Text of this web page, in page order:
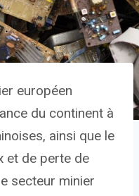
européen
du continent à
ainsi que le
et de perte de
secteur minier